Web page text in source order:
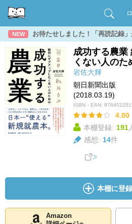
NEW お待たせしました！「再読記録
成功する農業
くない人のた
岩佐大輝
朝日新聞出版
(2018.03.19)
ISBN・EAN:
4.00
本棚登録: 191
感想: 14件
本棚に登
Amazon